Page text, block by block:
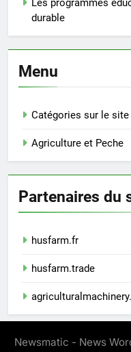
durable
Menu
Catégories sur le site
Agriculture et Peche
Partenaires du
husfarm.fr
husfarm.trade
Newsmatic - News